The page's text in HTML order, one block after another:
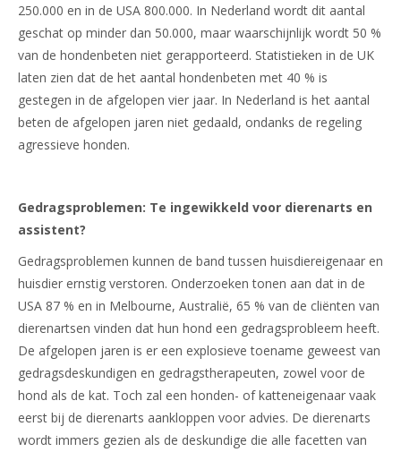
250.000 en in de USA 800.000. In Nederland wordt dit aantal
geschat op minder dan 50.000, maar waarschijnlijk wordt 50 %
van de hondenbeten niet gerapporteerd. Statistieken in de UK
laten zien dat de het aantal hondenbeten met 40 % is
gestegen in de afgelopen vier jaar. In Nederland is het aantal
beten de afgelopen jaren niet gedaald, ondanks de regeling
agressieve honden.
Gedragsproblemen: Te ingewikkeld voor dierenarts en
assistent?
Gedragsproblemen kunnen de band tussen huisdiereigenaar en
huisdier ernstig verstoren. Onderzoeken tonen aan dat in de
USA 87 % en in Melbourne, Australië, 65 % van de cliënten van
dierenartsen vinden dat hun hond een gedragsprobleem heeft.
De afgelopen jaren is er een explosieve toename geweest van
gedragsdeskundigen en gedragstherapeuten, zowel voor de
hond als de kat. Toch zal een honden- of katteneigenaar vaak
eerst bij de dierenarts aankloppen voor advies. De dierenarts
wordt immers gezien als de deskundige die alle facetten van